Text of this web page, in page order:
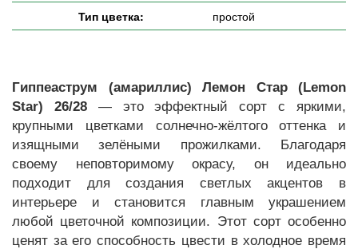
Тип цветка:
простой
Гиппеаструм (амариллис) Лемон Стар (Lemon
Star) 26/28 — это эффектный сорт с яркими,
крупными цветками солнечно-жёлтого оттенка и
изящными зелёными прожилками. Благодаря
своему неповторимому окрасу, он идеально
подходит для создания светлых акцентов в
интерьере и становится главным украшением
любой цветочной композиции. Этот сорт особенно
ценят за его способность цвести в холодное время